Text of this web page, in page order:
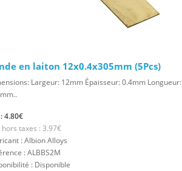
en laiton 12x0.4x305mm (5Pcs)
Largeur: 12mm Épaisseur: 0.4mm Longueur:
4.80€
hors taxes : 3.97€
: Albion Alloys
: ALBBS2M
: Disponible